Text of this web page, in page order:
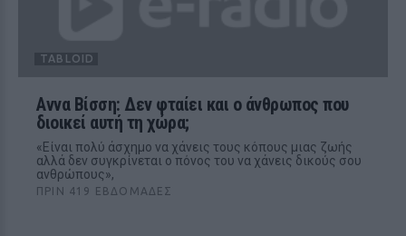
TABLOID
Αννα Βίσση: Δεν φταίει και ο άνθρωπος που
διοικεί αυτή τη χώρα;
«Είναι πολύ άσχημο να χάνεις τους κόπους μιας ζωής
αλλά δεν συγκρίνεται ο πόνος του να χάνεις δικούς σου
ανθρώπους»,
ΠΡΙΝ 419 ΕΒΔΟΜΆΔΕΣ